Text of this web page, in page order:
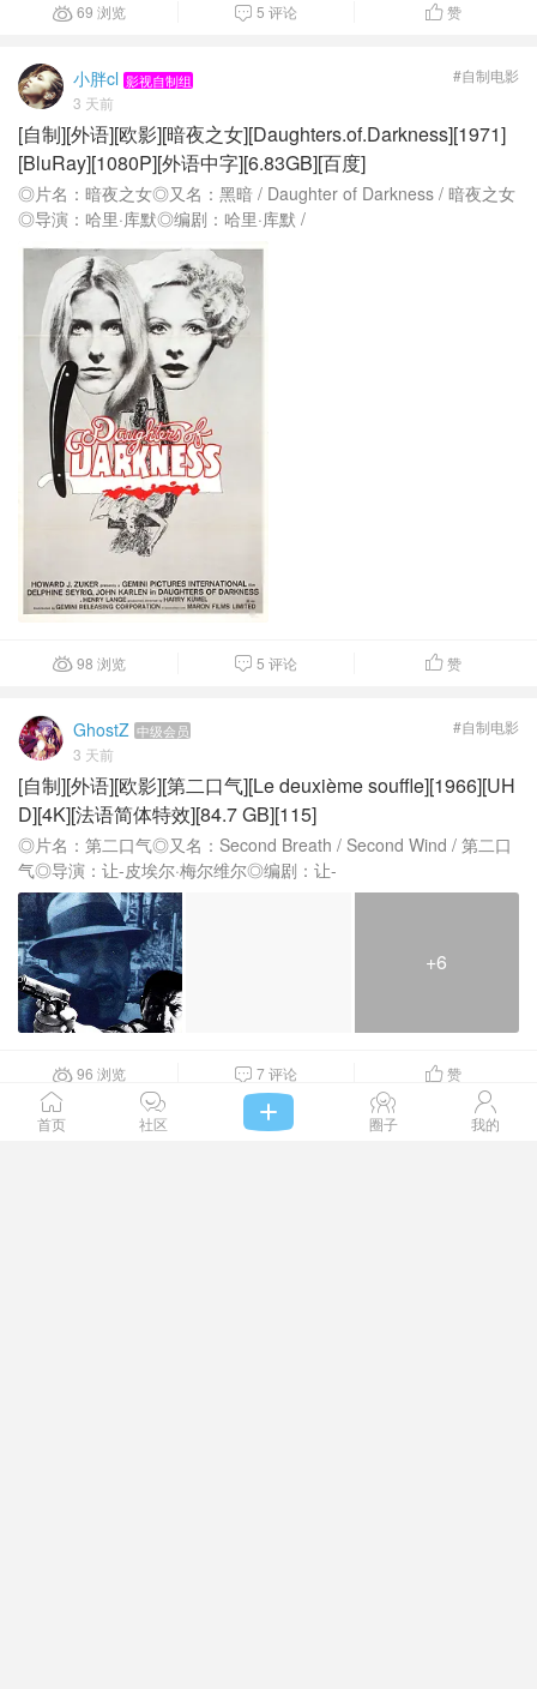
69 浏览  5 评论 赞
小胖cl 影视自制组
3 天前
#自制电影
[自制][外语][欧影][暗夜之女][Daughters.of.Darkness][1971]
[BluRay][1080P][外语中字][6.83GB][百度]
◎片名：暗夜之女◎又名：黑暗 / Daughter of Darkness / 暗夜之女
◎导演：哈里·库默◎编剧：哈里·库默 /
98 浏览  5 评论 赞
GhostZ 中级会员
3 天前
#自制电影
[自制][外语][欧影][第二口气][Le deuxième souffle][1966][UH
D][4K][法语简体特效][84.7 GB][115]
◎片名：第二口气◎又名：Second Breath / Second Wind / 第二口
气◎导演：让-皮埃尔·梅尔维尔◎编剧：让-
+6
96 浏览  7 评论 赞
#自制电影

首页

社区

圈子

我的